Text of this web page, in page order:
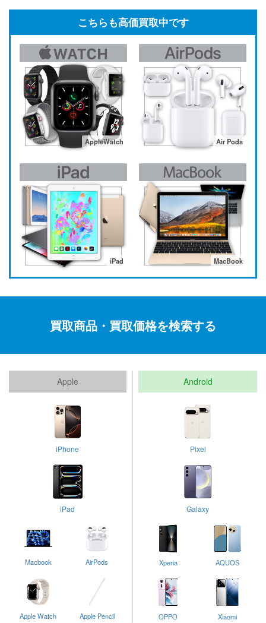
こちらも高価買取中です
AppleWatch Air Pods
iPad MacBook
買取商品・買取価格を検索する
Apple
iPhone
iPad
Macbook AirPods
Apple Watch Apple Pencil
Android
Pixel
Galaxy
Xperia AQUOS
OPPO Xiaomi